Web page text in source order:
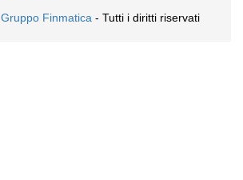
Gruppo Finmatica- Tutti i diritti riservati